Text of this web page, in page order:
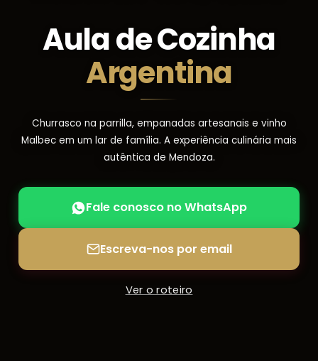
Aula de Cozinha
Argentina
Churrasco na parrilla, empanadas artesanais e vinho
Malbec em um lar de família. A experiência culinária mais
autêntica de Mendoza.
Fale conosco no WhatsApp
Escreva-nos por email
Ver o roteiro